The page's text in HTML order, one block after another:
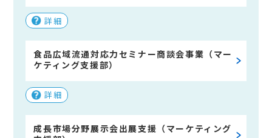
詳細
食品広域流通対応力セミナー商談会事業（マー
ケティング支援部）
詳細
成長市場分野展示会出展支援（マーケティング